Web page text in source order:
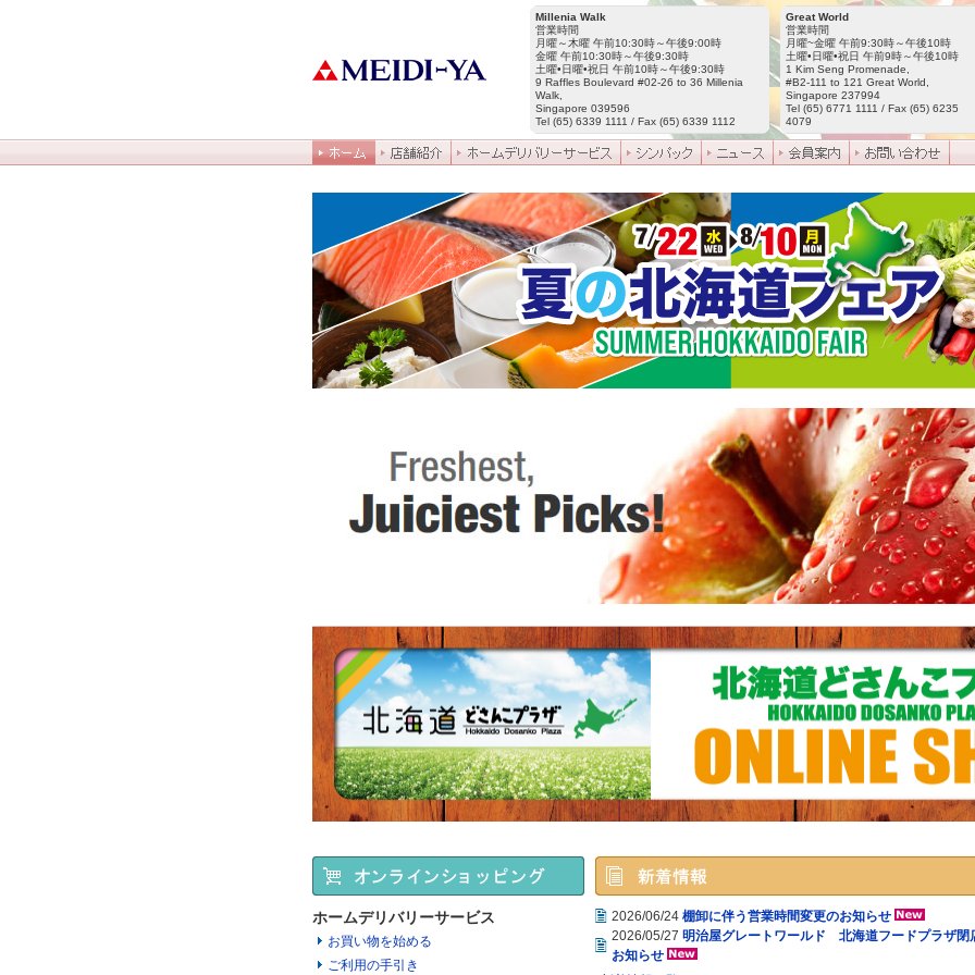
Millenia Walk
営業時間
月曜～木曜 午前10:30時～午後9:00時
金曜 午前10:30時～午後9:30時
土曜•日曜•祝日 午前10時～午後9:30時
9 Raffles Boulevard #02-26 to 36 Millenia
Walk,
Singapore 039596
Tel (65) 6339 1111 / Fax (65) 6339 1112
Great World
営業時間
月曜~金曜 午前9:30時～午後10時
土曜•日曜•祝日 午前9時～午後10時
1 Kim Seng Promenade,
#B2-111 to 121 Great World,
Singapore 237994
Tel (65) 6771 1111 / Fax (65) 6235
4079
ホームデリバリーサービス
お買い物を始める
ご利用の手引き
2026/06/24 棚卸に伴う営業時間変更のお知らせ
2026/05/27 明治屋グレートワールド 北海道フードプラザ閉
お知らせ